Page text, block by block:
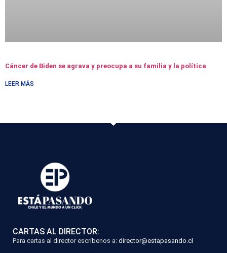
Cáncer de Biden se agrava y preocupa a su familia y la política
LEER MÁS
CARTAS AL DIRECTOR:
Para cartas al director escríbenos a: director@estapasando.cl